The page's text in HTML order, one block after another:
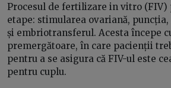
Procesul de fertilizare in vitro (FIV)
etape: stimularea ovariană,
și embriotransferul. Acesta începe
premergătoare, în care pacienții
pentru a se asigura că FIV-ul este
pentru cuplu.